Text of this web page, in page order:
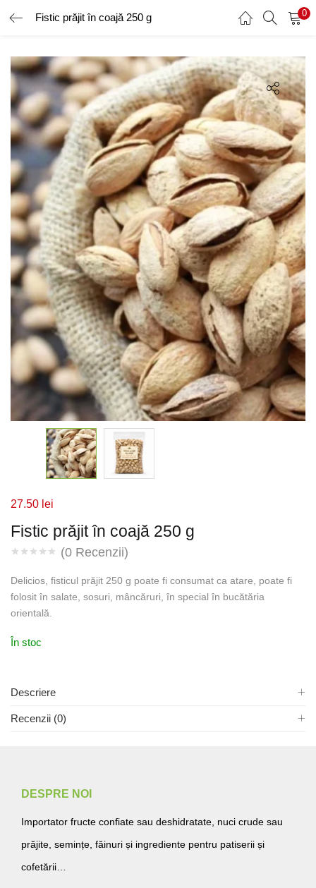
Fistic prăjit în coajă 250 g 0
AUTENTIFICARE ÎNREGISTRARE
Introduceți numele de utilizator și parola pentru a vă autentifica.
Amintește-ți de mine
Ai uitat parola?
Fistic prăjit în coajă 250 g
(0 Recenzii)
27.50 lei
Delicios, fisticul prăjit 250 g poate fi consumat ca atare, poate fi
folosit în salate, sosuri, mâncăruri, în special în bucătăria
orientală.
În stoc
Descriere
Recenzii (0)
DESPRE NOI
Importator fructe confiate sau deshidratate, nuci crude sau
prăjite, semințe, făinuri și ingrediente pentru patiserii și
cofetării…